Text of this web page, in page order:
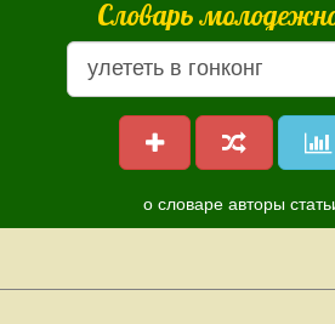
Словарь
о словаре авторы